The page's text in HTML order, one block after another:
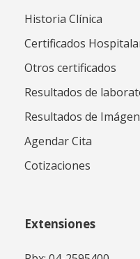
Historia Clínica
Certificados
Otros certificados
Resultados de
Resultados de
Agendar Cita
Cotizaciones
Extensiones